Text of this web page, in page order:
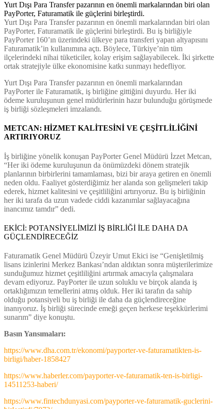
Yurt Dışı Para Transfer pazarının en önemli markalarından biri olan
PayPorter, Faturamatik ile güçlerini birleştirdi.
Yurt Dışı Para Transfer pazarının en önemli markalarından biri olan
PayPorter, Faturamatik ile güçlerini birleştirdi. Bu iş birliğiyle
PayPorter 160’ın üzerindeki ülkeye para transferi yapan altyapısını
Faturamatik’in kullanımına açtı. Böylece, Türkiye’nin tüm
ilçelerindeki nihai tüketiciler, kolay erişim sağlayabilecek. İki şirkette
ortak stratejiyle ülke ekonomisine katkı sunmayı hedefliyor.
Yurt Dışı Para Transfer pazarının en önemli markalarından
PayPorter ile Faturamatik, iş birliğine gittiğini duyurdu. Her iki
ödeme kuruluşunun genel müdürlerinin hazır bulunduğu görüşmede
iş birliği sözleşmeleri imzalandı.
METCAN: HİZMET KALİTESİNİ VE ÇEŞİTLİLİĞİNİ
ARTIRIYORUZ
İş birliğine yönelik konuşan PayPorter Genel Müdürü İzzet Metcan,
“Her iki ödeme kuruluşunun da önümüzdeki dönem stratejik
planlarının birbirlerini tamamlaması, bizi bir araya getiren en önemli
neden oldu. Faaliyet gösterdiğimiz her alanda son gelişmeleri takip
ederek, hizmet kalitesini ve çeşitliliğini artırıyoruz. Bu iş birliğinin
her iki tarafa da uzun vadede ciddi kazanımlar sağlayacağına
inancımız tamdır” dedi.
EKİCİ: POTANSİYELİMİZİ İŞ BİRLİĞİ İLE DAHA DA
GÜÇLENDİRECEĞİZ
Faturamatik Genel Müdürü Üzeyir Umut Ekici ise “Genişletilmiş
lisans izinlerini Merkez Bankası’ndan aldıktan sonra müşterilerimize
sunduğumuz hizmet çeşitliliğini artırmak amacıyla çalışmalara
devam ediyoruz. PayPorter ile uzun soluklu ve birçok alanda iş
ortaklığımızın temellerini atmış olduk. Her iki tarafın da sahip
olduğu potansiyeli bu iş birliği ile daha da güçlendireceğine
inanıyoruz. İş birliği sürecinde emeği geçen herkese teşekkürlerimi
sunarım” diye konuştu.
Basın Yansımaları:
https://www.dha.com.tr/ekonomi/payporter-ve-faturamatikten-is-
birligi/haber-1858427
https://www.haberler.com/payporter-ve-faturamatik-ten-is-birligi-
14511253-haberi/
https://www.fintechdunyasi.com/payporter-ve-faturamatik-guclerini-